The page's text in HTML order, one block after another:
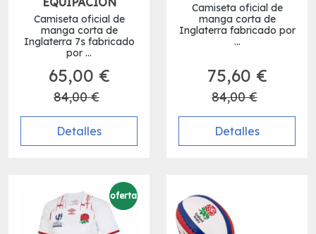
Camiseta oficial de
manga corta de
Inglaterra 7s fabricado
por ...
65,00 €
84,00 €
Detalles
Camiseta oficial de
manga corta de
Inglaterra fabricado por
...
75,60 €
84,00 €
Detalles
oferta